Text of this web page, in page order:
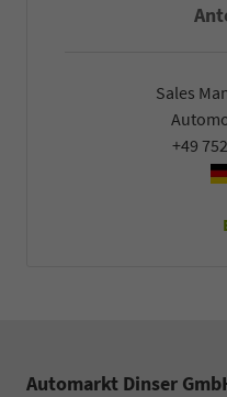
Sales
+49
Automarkt Dinser